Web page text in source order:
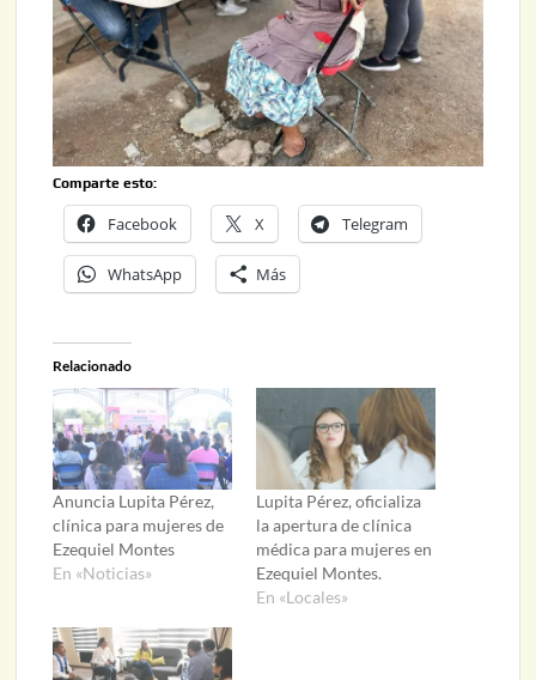
Comparte esto:
Facebook X Telegram
WhatsApp Más
Relacionado
Anuncia Lupita Pérez,
clínica para mujeres de
Ezequiel Montes
En «Noticias»
Lupita Pérez, oficializa
la apertura de clínica
médica para mujeres en
Ezequiel Montes.
En «Locales»